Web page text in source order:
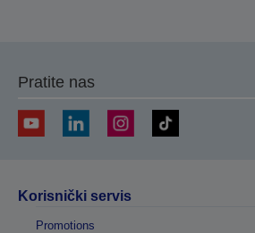
Pratite nas
Korisnički servis
Promotions